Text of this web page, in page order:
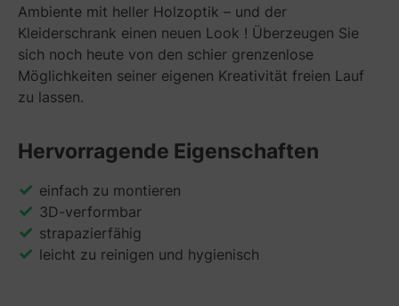
Ambiente mit heller Holzoptik – und der
Kleiderschrank einen neuen Look ! Überzeugen Sie
sich noch heute von den schier grenzenlose
Möglichkeiten seiner eigenen Kreativität freien Lauf
zu lassen.
Hervorragende Eigenschaften
einfach zu montieren
3D-verformbar
strapazierfähig
leicht zu reinigen und hygienisch